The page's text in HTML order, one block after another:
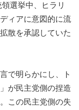
選挙中、ヒラリ
ィアに意図的に流
散を承認していた
で明らかにし、ト
が民主党側の捏造
この民主党側の失